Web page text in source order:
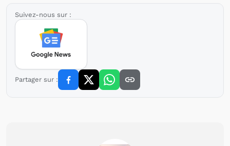
Suivez-nous sur :
Partager sur :